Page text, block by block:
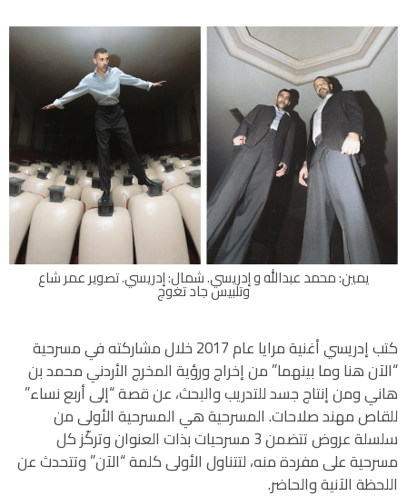
يمين:محمد عبدالله و إدريسي. شمال: إدريسي. تصوير عمر شاع
وتلبيس جاد تغوج
كتب إدريسي أغنية مرايا عام 2017 خلال مشاركته في مسرحية
“الآن هنا وما بينهما” من إخراج ورؤية المخرج الأردني محمد بن
هاني ومن إنتاج جسد للتدريب والبحث، عن قصة “إلى أربع نساء”
للقاص مهند صلاحات. المسرحية هي المسرحية الأولى من
سلسلة عروض تتضمن 3 مسرحيات بذات العنوان وتركّز كل
مسرحية على مفردة منه، لتتناول الأولى كلمة “الآن” وتتحدث عن
اللحظة الآنية والحاضر.